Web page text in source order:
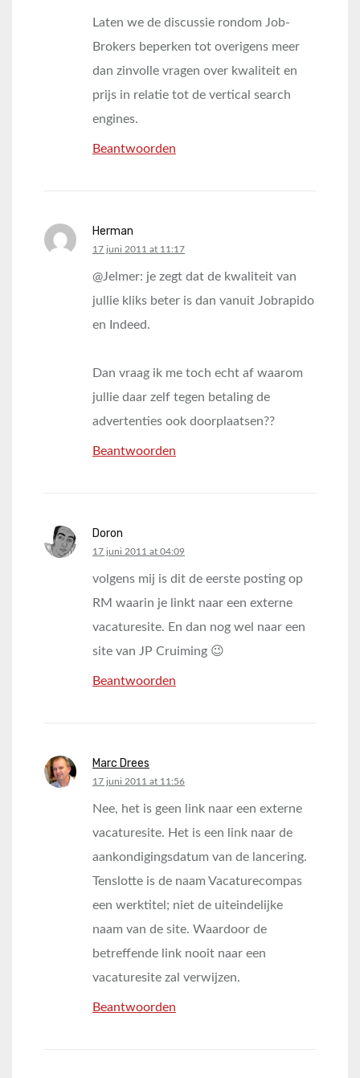
Laten we de discussie rondom Job-
Brokers beperken tot overigens meer
dan zinvolle vragen over kwaliteit en
prijs in relatie tot de vertical search
engines.
Beantwoorden
Herman
says:
17 juni 2011 at 11:17
@Jelmer: je zegt dat de kwaliteit van
jullie kliks beter is dan vanuit Jobrapido
en Indeed.
Dan vraag ik me toch echt af waarom
jullie daar zelf tegen betaling de
advertenties ook doorplaatsen??
Beantwoorden
Doron
says:
17 juni 2011 at 04:09
volgens mij is dit de eerste posting op
RM waarin je linkt naar een externe
vacaturesite. En dan nog wel naar een
site van JP Cruiming 😉
Beantwoorden
Marc Drees
says:
17 juni 2011 at 11:56
Nee, het is geen link naar een externe
vacaturesite. Het is een link naar de
aankondigingsdatum van de lancering.
Tenslotte is de naam Vacaturecompas
een werktitel; niet de uiteindelijke
naam van de site. Waardoor de
betreffende link nooit naar een
vacaturesite zal verwijzen.
Beantwoorden